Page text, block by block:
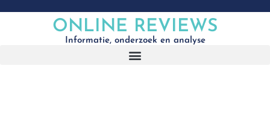
ONLINE REVIEWS
Informatie, onderzoek en analyse